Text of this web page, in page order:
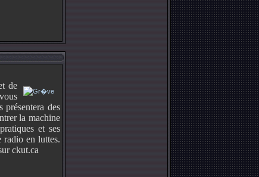
de
présentera des
la machine
et ses
radio en luttes.
ckut.ca